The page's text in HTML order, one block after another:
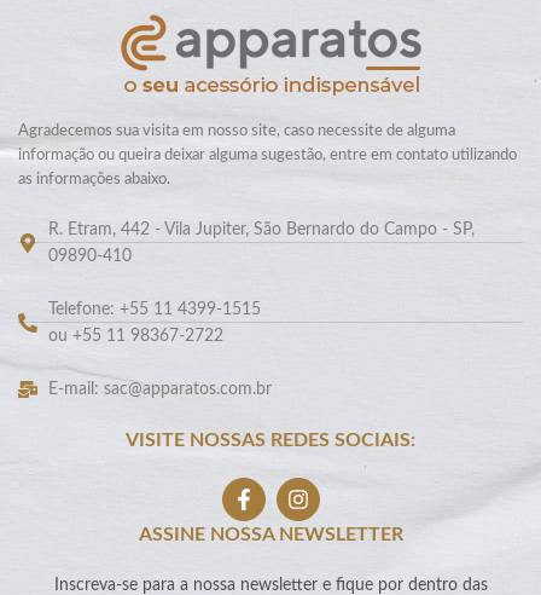
Agradecemos sua visita em nosso site, caso necessite de alguma
informação ou queira deixar alguma sugestão, entre em contato utilizando
as informações abaixo.
R. Etram, 442 - Vila Jupiter, São Bernardo do Campo - SP,
09890-410
Telefone: +55 11 4399-1515
ou +55 11 98367-2722
E-mail: sac@apparatos.com.br
VISITE NOSSAS REDES SOCIAIS:
ASSINE NOSSA NEWSLETTER
Inscreva-se para a nossa newsletter e fique por dentro das